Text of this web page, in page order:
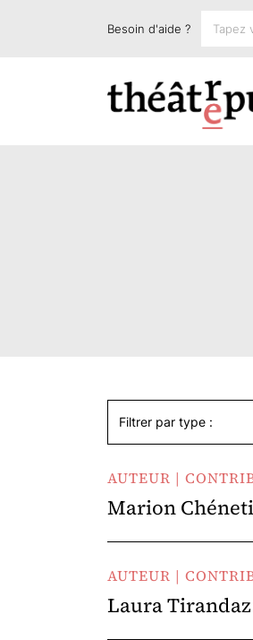
Besoin d'aide ?
Filtrer par type :
AUTEUR |
Marion
AUTEUR |
Laura Tirandaz